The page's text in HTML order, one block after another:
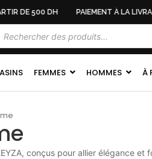
DE 500 DH PAIEMENT À LA
FEMMES HOMMES À
conçus pour allier élégance